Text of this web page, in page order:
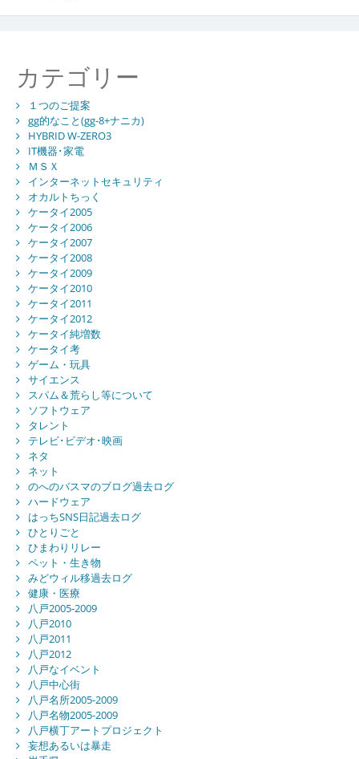
カテゴリー
１つのご提案
gg的なこと(gg-8+ナニカ)
HYBRID W-ZERO3
IT機器･家電
ＭＳＸ
インターネットセキュリティ
オカルトちっく
ケータイ2005
ケータイ2006
ケータイ2007
ケータイ2008
ケータイ2009
ケータイ2010
ケータイ2011
ケータイ2012
ケータイ純増数
ケータイ考
ゲーム・玩具
サイエンス
スパム＆荒らし等について
ソフトウェア
タレント
テレビ･ビデオ･映画
ネタ
ネット
のへのバスマのブログ過去ログ
ハードウェア
はっちSNS日記過去ログ
ひとりごと
ひまわりリレー
ペット・生き物
みどウィル移過去ログ
健康・医療
八戸2005-2009
八戸2010
八戸2011
八戸2012
八戸なイベント
八戸中心街
八戸名所2005-2009
八戸名物2005-2009
八戸横丁アートプロジェクト
妄想あるいは暴走